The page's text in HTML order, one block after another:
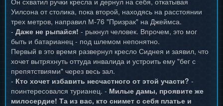
Уилсона от столика, пока второй, находясь на расстоянии
трех метров, направил М-76 "Призрак" на Джеймса.
- Даже не рыпайся! - рыкнул человек. Впрочем, это мог
быть и батарианец - под шлемом непонятно.
Первый в это время развернул кресло Сиднея и заявил, что
хочет вытряхнуть оттуда инвалида и устроить ему "бег с
препятствиями" через весь зал.
- Кто хочет избавить несчастного от этой участи? -
поинтересовался турианец. - Милые дамы, проявите же
милосердие! Та из вас, кто снимет с себя платье и